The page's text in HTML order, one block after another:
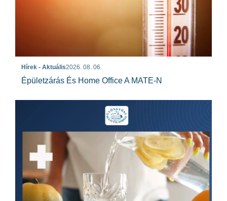
Hírek - Aktuális2026. 08. 06.
Épületzárás És Home Office A MATE-N